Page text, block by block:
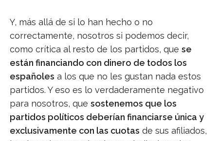
Y, más allá de si lo han hecho o no
correctamente, nosotros si podemos decir,
como crítica al resto de los partidos, que se
están financiando con dinero de todos los
españoles a los que no les gustan nada estos
partidos. Y eso es lo verdaderamente negativo
para nosotros, que sostenemos que los
partidos políticos deberían financiarse única y
exclusivamente con las cuotas de sus afiliados,